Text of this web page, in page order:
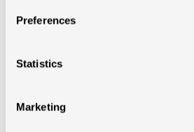
Preferences
Statistics
Marketing
approvazione del DPCM sul
comunitaria.